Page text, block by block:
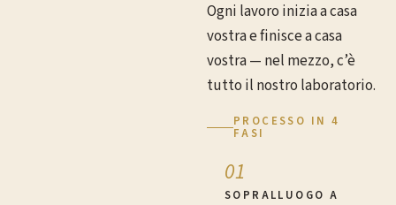
Ogni lavoro inizia a casa
vostra e finisce a casa
vostra — nel mezzo, c’è
tutto il nostro laboratorio.
PROCESSO IN 4
FASI
01
SOPRALLUOGO A